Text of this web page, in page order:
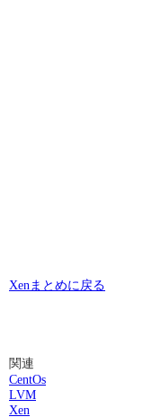
Xenまとめに戻る
関連
CentOs
LVM
Xen